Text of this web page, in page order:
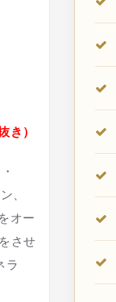
き）
、
オー
させ
ラ